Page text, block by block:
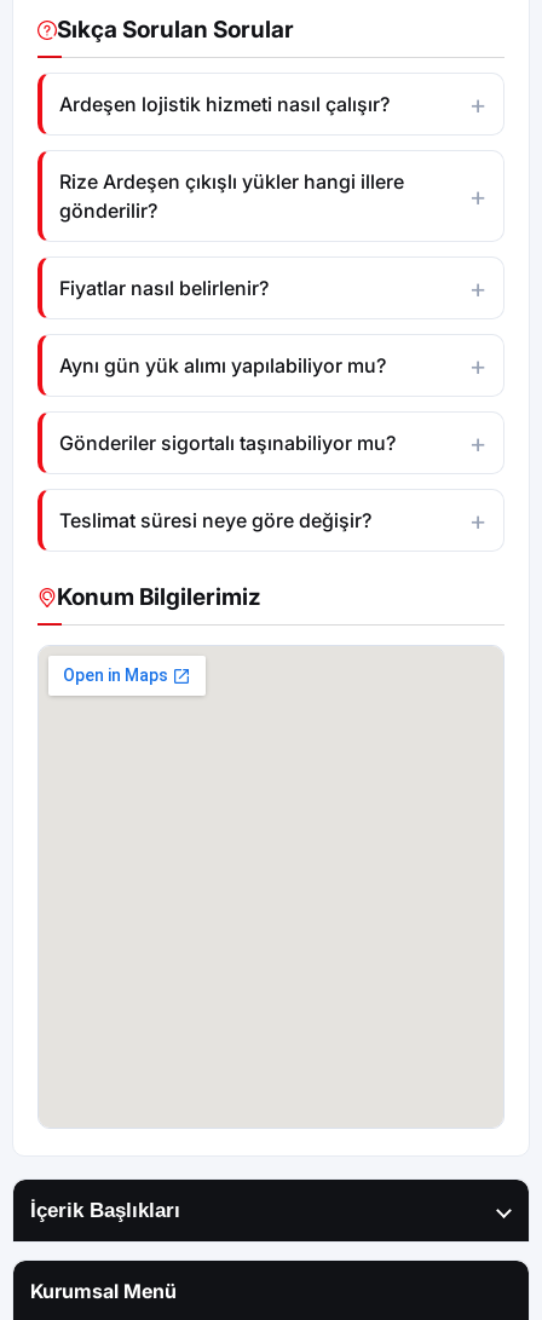
Sıkça Sorulan Sorular
Ardeşen lojistik hizmeti nasıl çalışır?
Rize Ardeşen çıkışlı yükler hangi illere
gönderilir?
Fiyatlar nasıl belirlenir?
Aynı gün yük alımı yapılabiliyor mu?
Gönderiler sigortalı taşınabiliyor mu?
Teslimat süresi neye göre değişir?
Konum Bilgilerimiz
İçerik Başlıkları
Kurumsal Menü